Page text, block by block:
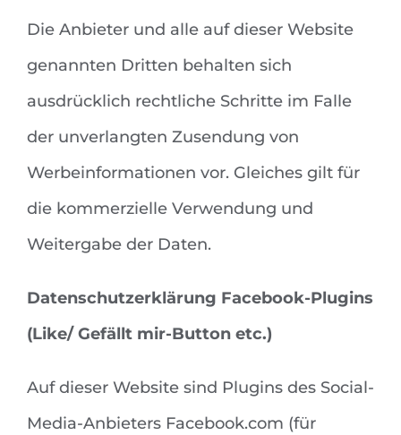
Die Anbieter und alle auf dieser Website
genannten Dritten behalten sich
ausdrücklich rechtliche Schritte im Falle
der unverlangten Zusendung von
Werbeinformationen vor. Gleiches gilt für
die kommerzielle Verwendung und
Weitergabe der Daten.
Datenschutzerklärung Facebook-Plugins
(Like/ Gefällt mir-Button etc.)
Auf dieser Website sind Plugins des Social-
Media-Anbieters Facebook.com (für